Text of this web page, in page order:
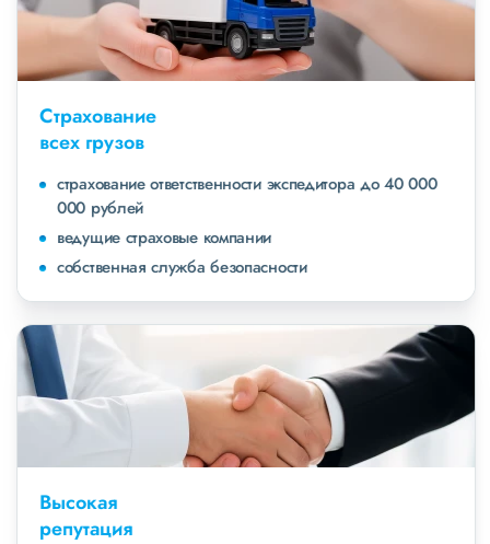
Страхование
всех грузов
страхование ответственности экспедитора до 40 000
000 рублей
ведущие страховые компании
собственная служба безопасности
Высокая
репутация